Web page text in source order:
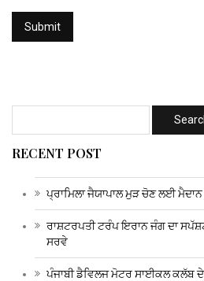
RECENT POST
ਪ੍ਰਾਮਿਲਾ ਜੈਯਾਪਾਲ ਮੁੜ ਚੋਣ ਲਈ ਮੈਦਾਨ
ਰਾਸ਼ਟਰਪਤੀ ਟਰੰਪ ਇਰਾਨ ਜੰਗ ਦਾ
ਸਰਵੇ
ਪੰਜਾਬੀ ਡੈਵਿਲਜ ਮੋਟਰ ਸਾਈਕਲ ਕਲੱਬ